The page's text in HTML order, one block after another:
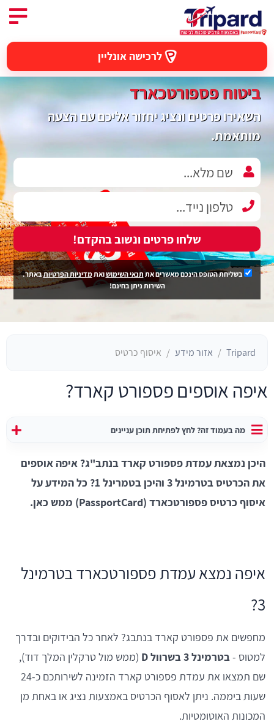
לרכישה אונליין
ביטוח פספורטכארד
השאירו פרטים ונציג יחזור אליכם עם הצעה
מותאמת.
שלחו פרטים ונשוב בהקדם!
בשליחת הטופס הינכם מאשרים אתתנאי השימושואתמדיניות הפרטיותבאתר.
השירות ניתן בחינם!
Tripard אזור מידע איסוף כרטיס
איפה אוספים פספורט קארד?
מה בעמוד זה? לחץ לפתיחת תוכן עניינים
היכן נמצאת עמדת פספורט קארד בנתב"ג? איפה אוספים
את הכרטיס בטרמינל 3 והיכן בטמרינל 1? כל המידע על
איסוף כרטיס פספורטכארד (PassportCard) ממש כאן.
איפה נמצא עמדת פספורטכארד בטרמינל
3?
מחפשים את פספורט קארד בנתבג? לאחר כל הבידוקים ובדרך
למטוס -בטרמינל 3 בשרוול D
(ממש מול טרקלין המלך דוד),
שם תמצאו את עמדת פספורט קארד הזמינה לשירותכם כ-24
שעות ביממה. ניתן לאסוף הכרטיס באמצעות נציג או באחת מן
המכונות האוטומטיות.